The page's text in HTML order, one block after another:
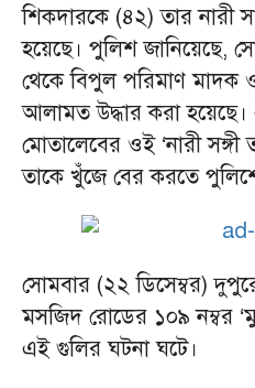
শিকদারকে (৪২) তার নারী
হয়েছে। পুলিশ জানিয়েছে,
থেকে বিপুল পরিমাণ মাদক
আলামত উদ্ধার করা
মোতালেবের ওই ‘নারী সঙ্গী
তাকে খুঁজে বের করতে
সোমবার (২২ ডিসেম্বর)
মসজিদ রোডের ১০৯ নম্বর
এই গুলির ঘটনা ঘটে।